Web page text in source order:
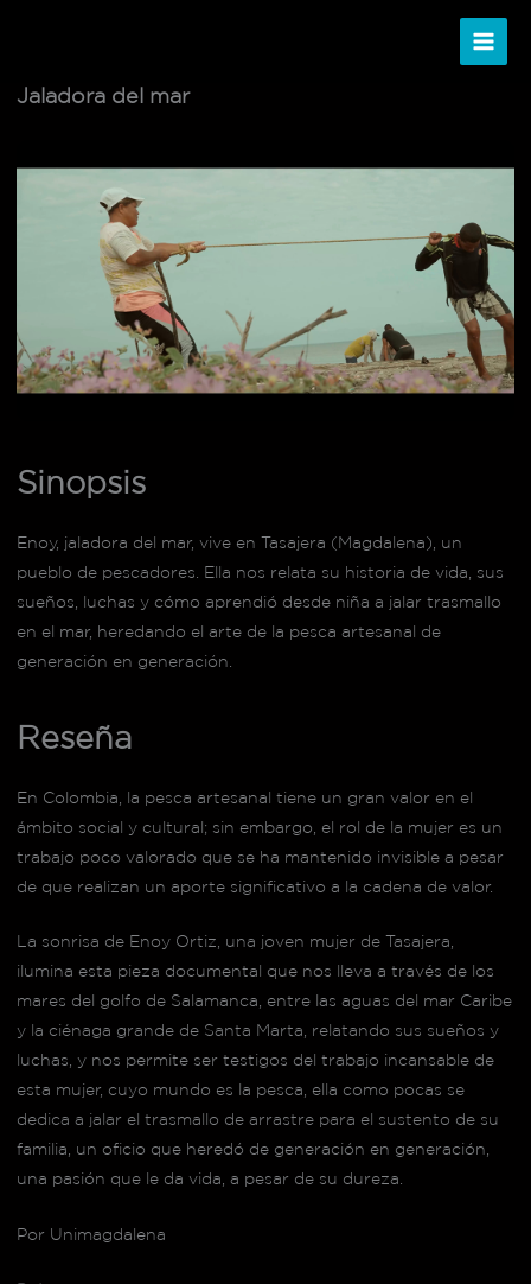
Jaladora del mar
Sinopsis
Enoy, jaladora del mar, vive en Tasajera (Magdalena), un
pueblo de pescadores. Ella nos relata su historia de vida, sus
sueños, luchas y cómo aprendió desde niña a jalar trasmallo
en el mar, heredando el arte de la pesca artesanal de
generación en generación.
Reseña
En Colombia, la pesca artesanal tiene un gran valor en el
ámbito social y cultural; sin embargo, el rol de la mujer es un
trabajo poco valorado que se ha mantenido invisible a pesar
de que realizan un aporte significativo a la cadena de valor.
La sonrisa de Enoy Ortiz, una joven mujer de Tasajera,
ilumina esta pieza documental que nos lleva a través de los
mares del golfo de Salamanca, entre las aguas del mar Caribe
y la ciénaga grande de Santa Marta, relatando sus sueños y
luchas, y nos permite ser testigos del trabajo incansable de
esta mujer, cuyo mundo es la pesca, ella como pocas se
dedica a jalar el trasmallo de arrastre para el sustento de su
familia, un oficio que heredó de generación en generación,
una pasión que le da vida, a pesar de su dureza.
Por Unimagdalena